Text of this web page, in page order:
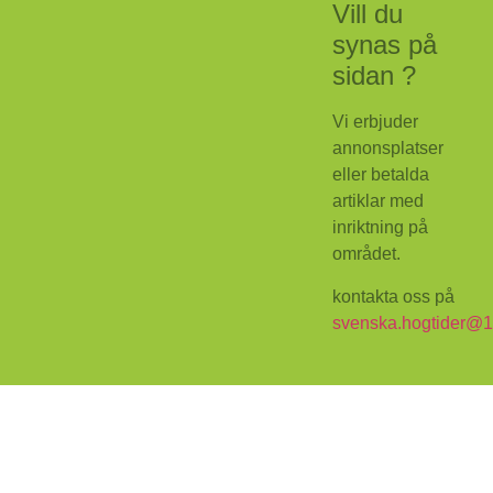
Vill du
synas på
sidan ?
Vi erbjuder
annonsplatser
eller betalda
artiklar med
inriktning på
området.
kontakta oss på